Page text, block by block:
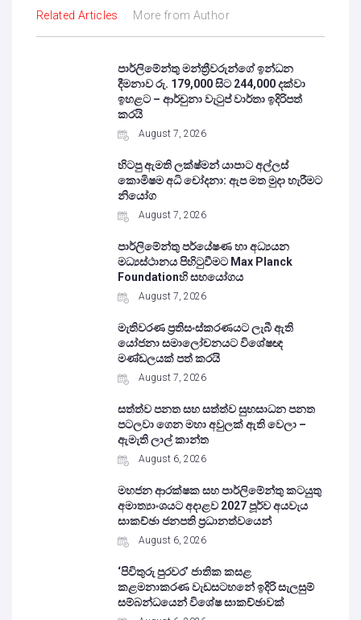
Related Articles More from Author
පාර්ලිමේන්තු මන්ත්‍රීවරුන්ගේ ඉන්ධන
දීමනාව රු. 179,000 සිට 244,000 දක්වා
ඉහළට – ආර්චුනා වැටුප් වාර්තා ඉදිරිපත්
කරයි
August 7, 2026
හිටපු ඇමති ලක්ෂ්මන් යාපාට අල්ලස්
කොමිෂම අධි චෝදනා: ඇප මත මුදා හැරීමට
නියෝග
August 7, 2026
පාර්ලිමේන්තු පර්යේෂණ හා අධ්‍යයන
මධ්‍යස්ථානය පිහිටුවීමට Max Planck
Foundationහි සහයෝගය
August 7, 2026
මැතිවරණ ප්‍රතිසංස්කරණයට ලැබී ඇති
යෝජනා සමාලෝචනයට විශේෂඥ
මණ්ඩලයක් පත් කරයි
August 7, 2026
සත්ත්ව පනත සහ සත්ත්ව සුභසාධන පනත
පටලවා ගෙන මහා අවුලක් ඇති වෙලා –
ඇමැති ලාල් කාන්ත
August 6, 2026
මහජන ආරක්ෂක සහ පාර්ලිමේන්තු කටයුතු
අමාත්‍යාංශයට අදාළව 2027 පූර්ව අයවැය
සාකච්ඡා ජනපති ප්‍රධානත්වයෙන්
August 6, 2026
‘පිවිතුරු පුරවර’ ජාතික කසළ
කළමනාකරණ වැඩසටහනේ ඉදිරි සැලසුම්
සම්බන්ධයෙන් විශේෂ සාකච්ඡාවක්